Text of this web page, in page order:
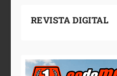
REVISTA DIGITAL